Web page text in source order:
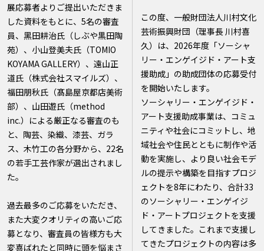
展応募者よりご提出いただきま
した資料をもとに、5名の審査
員、黑田耕治氏（しぶや黒田陶
苑）、小山登美夫氏（TOMIO
KOYAMA GALLERY）、遠山正
道氏（株式会社スマイルズ）、
福田朋秋氏（髙島屋京都店美術
部）、山田遊氏（method
inc.）による厳正なる審査のも
と、陶芸、染織、漆芸、ガラ
ス、木竹工の各分野から、22名
の若手工芸作家が選出されまし
た。
過去最多のご応募をいただき、
また大変クオリティの高いご応
募となり、審査員の皆様方も大
変喜ばれたと同時に頭を悩まさ
この度、一般財団法人川村文化
芸術振興財団（理事長 川村喜
久）は、2026年度「ソーシャ
リー・エンゲイジド・アート支
援助成」の助成団体の応募受付
を開始いたします。
ソーシャリー・エンゲイジド・
アート支援助成事業は、コミュ
ニティや社会にコミットし、地
域社会や住民とともに制作や活
動を実施し、より良い社会モデ
ルの提示や構築を目指すプロジ
ェクトを8年にわたり、合計33
のソーシャリー・エンゲイジ
ド・アートプロジェクトを支援
してきました。これまで支援し
てきたプロジェクトの内容は多